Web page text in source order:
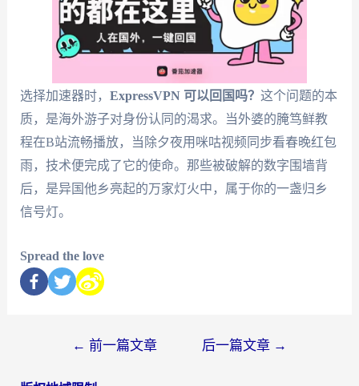
选择加速器时， ExpressVPN 可以回国吗？ 这个问题的本
质，是海外游子对身份认同的渴求。当外婆的腌笃鲜教
程在B站流畅播放，当除夕夜用咪咕视频同步看春晚红包
雨，技术便完成了它的使命。那些被破解的数字围墙背
后，是异国他乡亮起的万家灯火中，属于你的一盏归乡
信号灯。
Spread the love
← 前一篇文章 后一篇文章 →